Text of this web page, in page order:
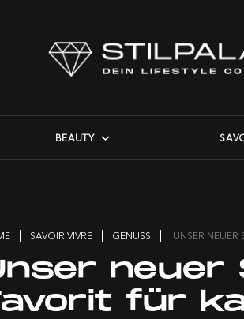
BEAUTY
SAVOIR VIVRE GENUSS UNSER NEUER
neuer
für